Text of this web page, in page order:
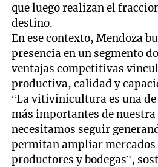
que luego realizan el
destino.
En ese contexto, Mendoza
presencia en un segmento
ventajas competitivas
productiva, calidad y
“La vitivinicultura es una
más importantes de nuestra
necesitamos seguir
permitan ampliar mercados
productores y bodegas”,